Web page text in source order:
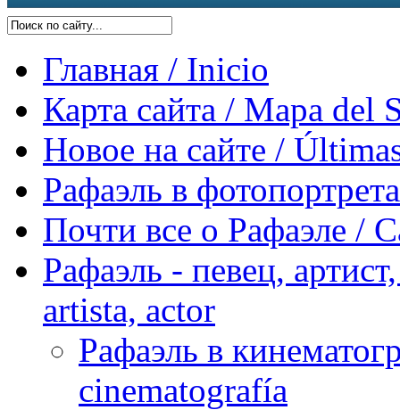
Главная / Inicio
Карта сайта / Mapa del
Новое на сайте /
Рафаэль в
Почти все о Рафаэле /
Рафаэль - певец,
artista, actor
Рафаэль в
cinematografía